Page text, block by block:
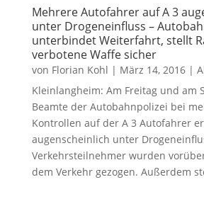
Mehrere Autofahrer auf A 3
unter Drogeneinfluss –
unterbindet Weiterfahrt, stellt
verbotene Waffe sicher
von Florian Kohl | März 14, 2016|
Kleinlangheim: Am Freitag und am
Beamte der Autobahnpolizei bei
Kontrollen auf der A 3 Autofahrer
augenscheinlich unter
Verkehrsteilnehmer wurden
dem Verkehr gezogen. Außerdem